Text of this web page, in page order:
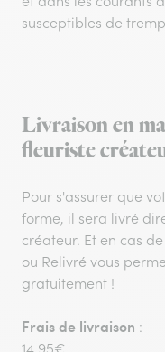
susceptibles de
Livraison en
fleuriste
Pour s'assurer que
forme, il sera livré
créateur. Et en cas
ou Relivré vous
gratuitement !
Frais de livraison :
14,95€